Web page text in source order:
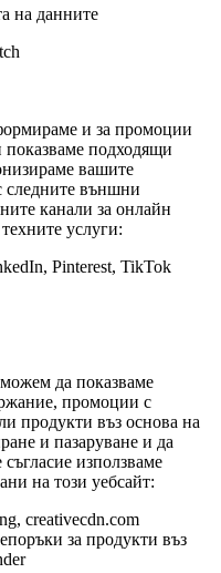
на данните
и за промоции
подходящи
вашите
следните външни
канали за онлайн
услуги:
Pinterest, TikTok
да показваме
промоции с
продукти въз основа на
и пазаруване и да
използваме
на този уебсайт:
creativecdn.com
за продукти въз